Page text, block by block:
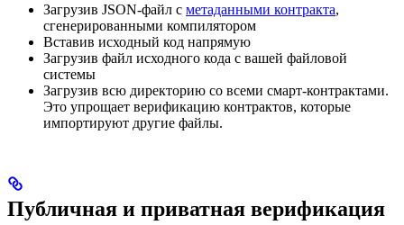
Загрузив JSON-файл с метаданными контракта,
сгенерированными компилятором
Вставив исходный код напрямую
Загрузив файл исходного кода с вашей файловой
системы
Загрузив всю директорию со всеми смарт-контрактами.
Это упрощает верификацию контрактов, которые
импортируют другие файлы.
Публичная и приватная верификация